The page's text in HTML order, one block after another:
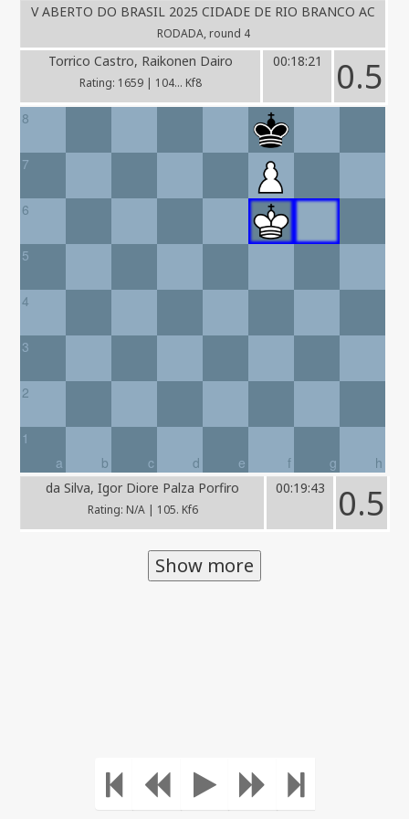
V ABERTO DO BRASIL 2025 CIDADE DE RIO BRANCO AC
RODADA, round 4
Torrico Castro, Raikonen Dairo
Rating: 1659 | 104... Kf8
00:18:21 0.5
8
7
6
5
4
3
2
a
1
b
c d e f g h
da Silva, Igor Diore Palza Porfiro
Rating: N/A | 105. Kf6
00:19:43 0.5
Show more